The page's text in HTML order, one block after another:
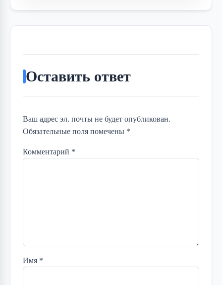
Оставить ответ
Ваш адрес эл. почты не будет опубликован.
Обязательные поля помечены *
Комментарий *
Имя *